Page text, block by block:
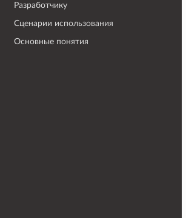
Разработчику
Сценарии использования
Основные понятия